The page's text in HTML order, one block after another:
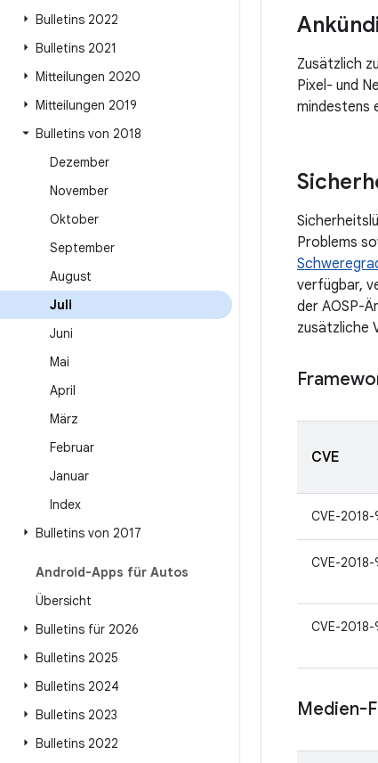
Bulletins 2022
Bulletins 2021
Mitteilungen 2020
Mitteilungen 2019
Bulletins von 2018
Dezember
November
Oktober
September
August
Juli
Juni
Mai
April
März
Februar
Januar
Index
Bulletins von 2017
Android-Apps für Autos
Übersicht
Bulletins für 2026
Bulletins 2025
Bulletins 2024
Bulletins 2023
Bulletins 2022
Zusätzlich
Pixel- und
mindestens
Problems
verfügbar,
der AOSP-
zusätzliche
CVE
CVE-2018-
CVE-2018-
CVE-2018-
Medien-